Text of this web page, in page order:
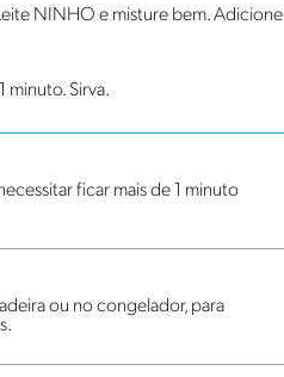
NINHO e misture bem. Adicione
minuto. Sirva.
ficar mais de 1 minuto
ou no congelador, para